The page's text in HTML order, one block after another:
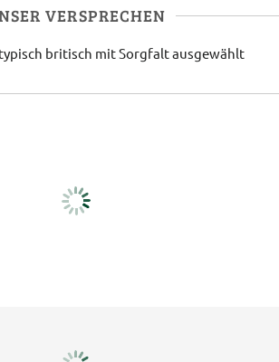
VERSPRECHEN
typisch britisch mit Sorgfalt ausgewählt